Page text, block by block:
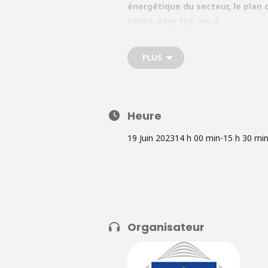
énergétique du secteur, le plan
vise à:
technologie.
Renforcer la contribution de la
Plaider en faveur de la
Un avis d’initiative du CdR vise à
Pensez-vous que la
création d’un poste de
PLUS
Heure
19 Juin 202314 h 00 min-15 h 30 min
Organisateur